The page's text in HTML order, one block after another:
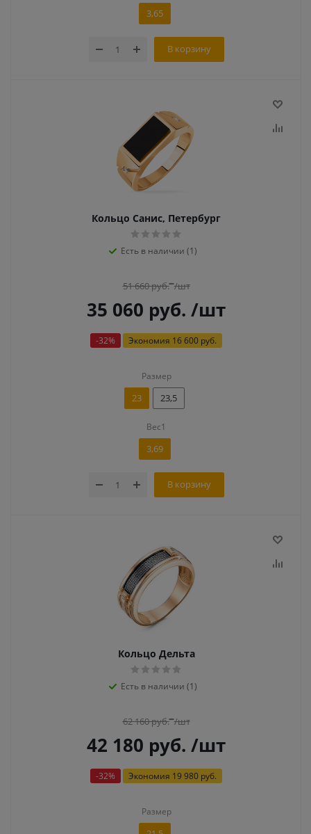
3,65
В корзину
Кольцо Санис, Петербург
Есть в наличии (1)
51 660руб. /шт
35 060 руб. /шт
-32% Экономия 16 600 руб.
Размер
23 23,5
Вес1
3,69
В корзину
Кольцо Дельта
Есть в наличии (1)
62 160руб. /шт
42 180 руб. /шт
-32% Экономия 19 980 руб.
Размер